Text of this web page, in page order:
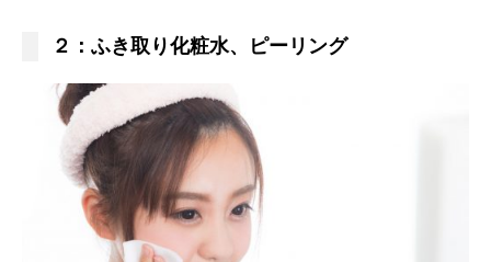
２：ふき取り化粧水、ピーリング